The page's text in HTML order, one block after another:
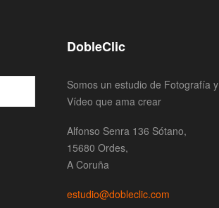
DobleClic
Somos un estudio de Fotografía y
Vídeo que ama crear
Alfonso Senra 136 Sótano,
15680 Ordes,
A Coruña
estudio@dobleclic.com